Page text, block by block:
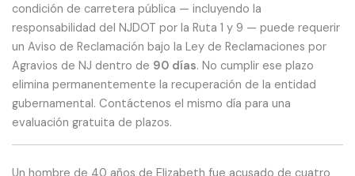
condición de carretera pública — incluyendo la
responsabilidad del NJDOT por la Ruta 1 y 9 — puede requerir
un Aviso de Reclamación bajo la Ley de Reclamaciones por
Agravios de NJ dentro de 90 días. No cumplir ese plazo
elimina permanentemente la recuperación de la entidad
gubernamental. Contáctenos el mismo día para una
evaluación gratuita de plazos.
Un hombre de 40 años de Elizabeth fue acusado de cuatro